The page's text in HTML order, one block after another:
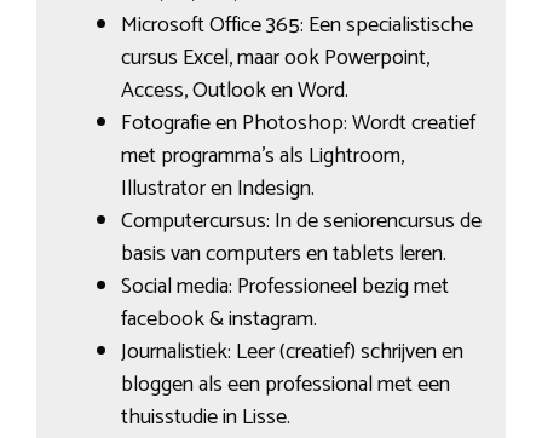
Microsoft Office 365: Een specialistische
cursus Excel, maar ook Powerpoint,
Access, Outlook en Word.
Fotografie en Photoshop: Wordt creatief
met programma’s als Lightroom,
Illustrator en Indesign.
Computercursus: In de seniorencursus de
basis van computers en tablets leren.
Social media: Professioneel bezig met
facebook & instagram.
Journalistiek: Leer (creatief) schrijven en
bloggen als een professional met een
thuisstudie in Lisse.